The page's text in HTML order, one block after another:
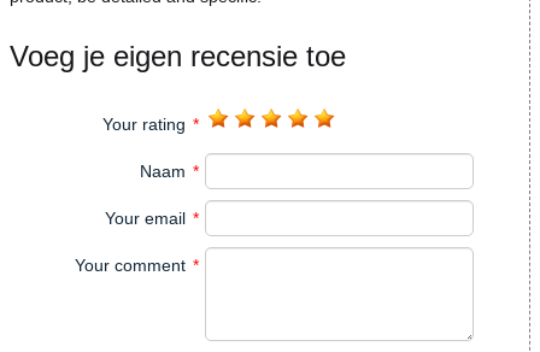
Voeg je eigen recensie toe
Your rating *
Naam *
Your email *
Your comment *